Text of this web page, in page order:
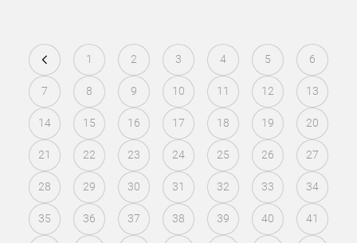
1 2 3 4 5 6
7 8 9 10 11 12 13
14 15 16 17 18 19 20
21 22 23 24 25 26 27
28 29 30 31 32 33 34
35 36 37 38 39 40 41